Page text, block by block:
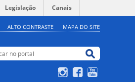
Legislação Canais
ALTO CONTRASTE MAPA DO SITE
Buscar no portal
no portal
InstagramFacebook